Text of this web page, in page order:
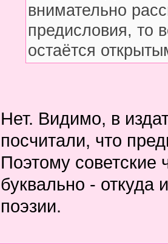
внимательно
предисловия, то
остаётся
Нет. Видимо, в
посчитали, что
Поэтому советские
буквально -
поэзии.